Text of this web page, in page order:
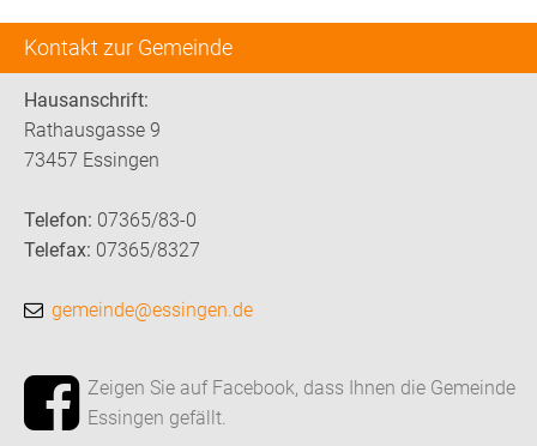
Kontakt zur Gemeinde
Hausanschrift:
Rathausgasse 9
73457 Essingen
Telefon: 07365/83-0
Telefax: 07365/8327
gemeinde@essingen.de
Zeigen Sie auf Facebook, dass Ihnen die Gemeinde
Essingen gefällt.